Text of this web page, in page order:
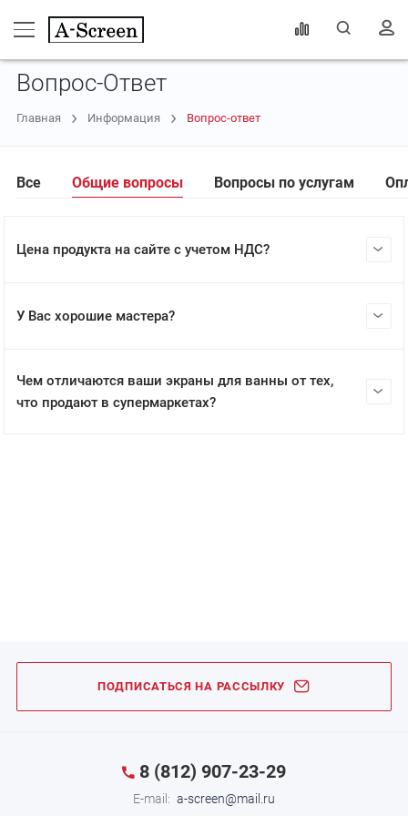
Вопрос-Ответ
Главная Информация Вопрос-ответ
Все Общие вопросы Вопросы по услугам
Цена продукта на сайте с учетом НДС?
У Вас хорошие мастера?
Чем отличаются ваши экраны для ванны от тех,
что продают в супермаркетах?
ПОДПИСАТЬСЯ НА РАССЫЛКУ
8 (812) 907-23-29
E-mail: a-screen@mail.ru